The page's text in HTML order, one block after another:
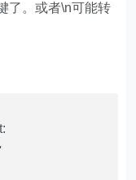
了。或者\n可能转